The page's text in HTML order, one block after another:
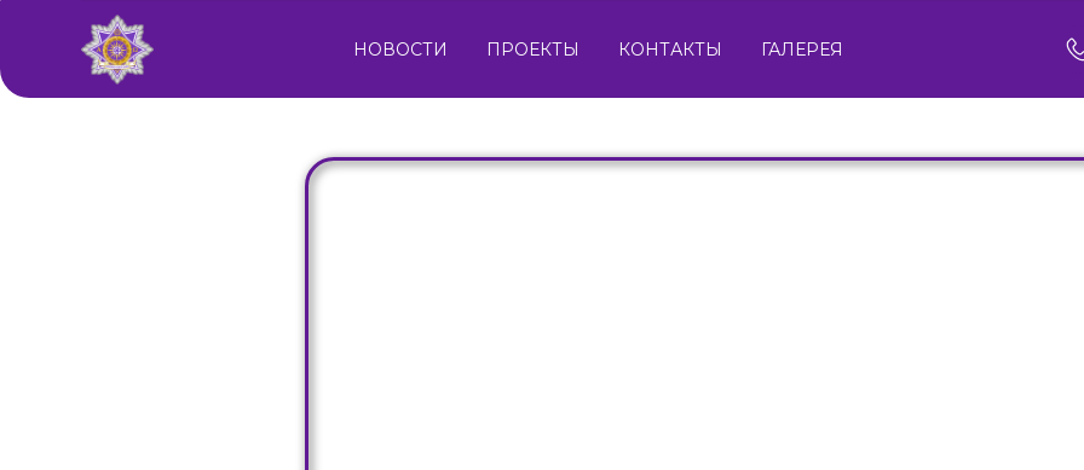
НОВОСТИ ПРОЕКТЫ КОНТАКТЫ ГАЛЕРЕЯ